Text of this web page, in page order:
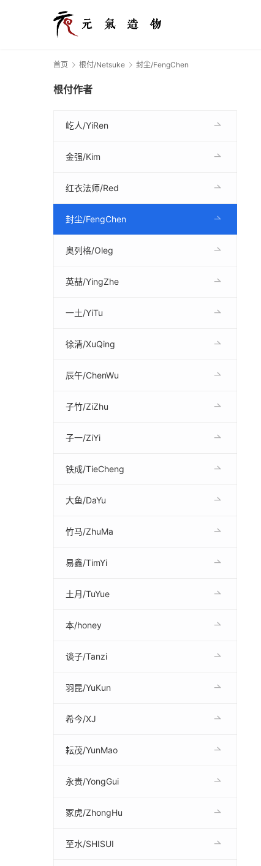
首页 根付/Netsuke 封尘/FengChen
根付作者
屹人/YiRen
金强/Kim
红衣法师/Red
封尘/FengChen
奥列格/Oleg
英喆/YingZhe
一土/YiTu
徐清/XuQing
辰午/ChenWu
子竹/ZiZhu
子一/ZiYi
铁成/TieCheng
大鱼/DaYu
竹马/ZhuMa
易鑫/TimYi
土月/TuYue
本/honey
谈子/Tanzi
羽昆/YuKun
希今/XJ
耘茂/YunMao
永贵/YongGui
冢虎/ZhongHu
至水/SHISUI